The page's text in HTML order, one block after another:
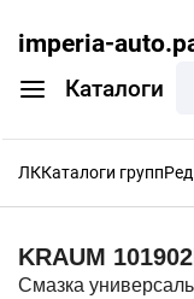
imperia-
Каталоги
ЛККаталоги групп
KRAUM
Смазка